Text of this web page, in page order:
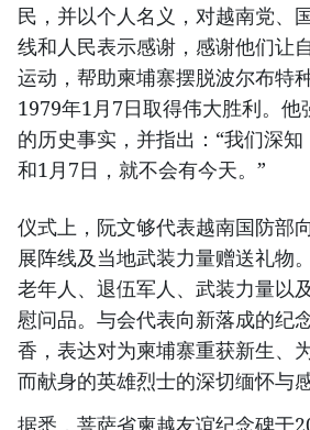
民，并以个人名义，对越南党、
线和人民表示感谢，感谢他们让
运动，帮助柬埔寨摆脱波尔布特
1979年1月7日取得伟大胜利。他
的历史事实，并指出：“我们深
和1月7日，就不会有今天。”
仪式上，阮文够代表越南国防部
展阵线及当地武装力量赠送礼物
老年人、退伍军人、武装力量以
慰问品。与会代表向新落成的纪
香，表达对为柬埔寨重获新生、
而献身的英雄烈士的深切缅怀与感
据悉，菩萨省柬越友谊纪念碑于